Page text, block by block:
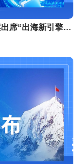
东信携两大硬核出海电商解决方案出席“出海新引擎”峰会